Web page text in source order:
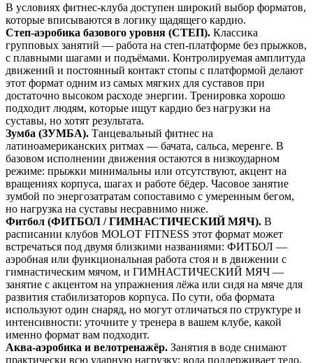
В условиях фитнес-клуба доступен широкий выбор форматов,
которые вписываются в логику щадящего кардио.
Степ-аэробика базового уровня (СТЕП). Классика
групповых занятий — работа на степ-платформе без прыжков,
с плавными шагами и подъёмами. Контролируемая амплитуда
движений и постоянный контакт стопы с платформой делают
этот формат одним из самых мягких для суставов при
достаточно высоком расходе энергии. Тренировка хорошо
подходит людям, которые ищут кардио без нагрузки на
суставы, но хотят результата.
Зумба (ЗУМБА). Танцевальный фитнес на
латиноамериканских ритмах — бачата, сальса, меренге. В
базовом исполнении движения остаются в низкоударном
режиме: прыжки минимальны или отсутствуют, акцент на
вращениях корпуса, шагах и работе бёдер. Часовое занятие
зумбой по энергозатратам сопоставимо с умеренным бегом,
но нагрузка на суставы несравнимо ниже.
Фитбол (ФИТБОЛ / ГИМНАСТИЧЕСКИЙ МЯЧ). В
расписании клубов MOLOT FITNESS этот формат может
встречаться под двумя близкими названиями: ФИТБОЛ —
аэробная или функциональная работа стоя и в движении с
гимнастическим мячом, и ГИМНАСТИЧЕСКИЙ МЯЧ —
занятие с акцентом на упражнения лёжа или сидя на мяче для
развития стабилизаторов корпуса. По сути, оба формата
используют один снаряд, но могут отличаться по структуре и
интенсивности: уточните у тренера в вашем клубе, какой
именно формат вам подходит.
Аква-аэробика и велотренажёр. Занятия в воде снимают
практически всю ударную нагрузку: вода поддерживает тело,